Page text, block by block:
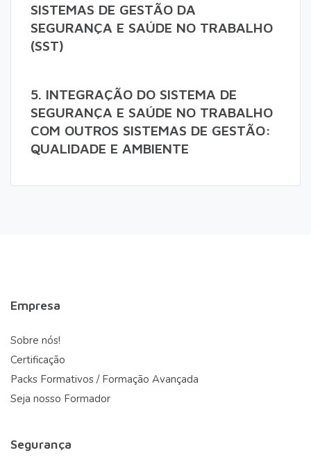
SISTEMAS DE GESTÃO DA
SEGURANÇA E SAÚDE NO TRABALHO
(SST)
5. INTEGRAÇÃO DO SISTEMA DE
SEGURANÇA E SAÚDE NO TRABALHO
COM OUTROS SISTEMAS DE GESTÃO:
QUALIDADE E AMBIENTE
Empresa
Sobre nós!
Certificação
Packs Formativos / Formação Avançada
Seja nosso Formador
Segurança